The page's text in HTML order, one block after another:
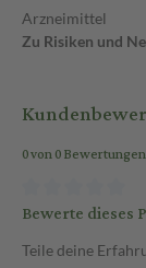
Arzneimittel
Zu Risiken und
0 von 0 Bewertungen
Bewerte dieses
Teile deine